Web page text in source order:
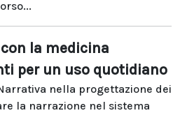
la medicina
per un uso quotidiano
nella progettazione dei
la narrazione nel sistema